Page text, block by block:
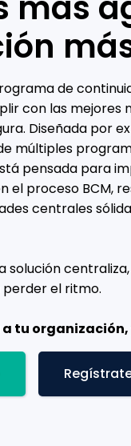
de
con las mejores
Diseñada por
múltiples
pensada para
el proceso BCM,
centrales
solución
perder el ritmo.
tu organización,